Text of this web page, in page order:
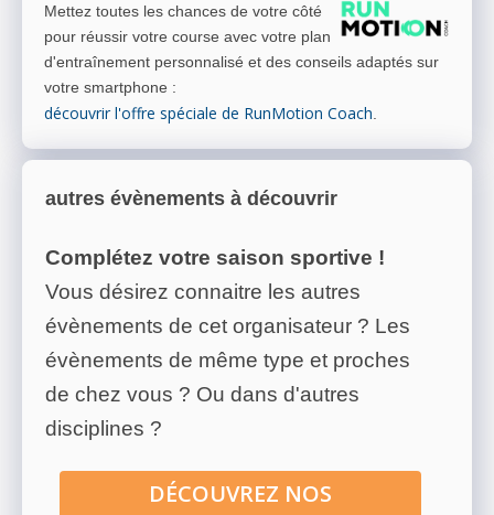
Mettez toutes les chances de votre côté
pour réussir votre course avec votre plan
d'entraînement personnalisé et des conseils adaptés sur
votre smartphone :
découvrir l'offre spéciale de RunMotion Coach
autres évènements à découvrir
Complétez votre saison sportive !
Vous désirez connaitre les autres
évènements de cet organisateur ? Les
évènements de même type et proches
de chez vous ? Ou dans d'autres
disciplines ?
DÉCOUVREZ NOS